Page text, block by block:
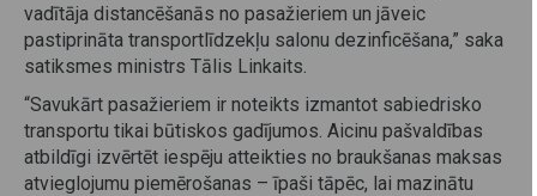
vadītāja distancēšanās no pasažieriem un jāveic
pastiprināta transportlīdzekļu salonu dezinficēšana,” saka
satiksmes ministrs Tālis Linkaits.
“Savukārt pasažieriem ir noteikts izmantot sabiedrisko
transportu tikai būtiskos gadījumos. Aicinu pašvaldības
atbildīgi izvērtēt iespēju atteikties no braukšanas maksas
atvieglojumu piemērošanas – īpaši tāpēc, lai mazinātu